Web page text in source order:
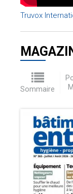
Truvox
Sommaire